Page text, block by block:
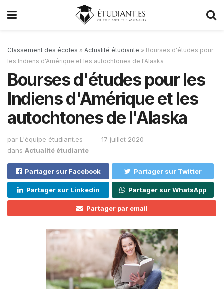
Classement des écoles » Actualité étudiante » Bourses d'études pour
les Indiens d'Amérique et les autochtones de l'Alaska
Bourses d'études pour les
Indiens d'Amérique et les
autochtones de l'Alaska
par L'équipe étudiant.es
17 juillet 2020
dans Actualité étudiante
Partager sur Facebook Partager sur Twitter
Partager sur Linkedin Partager sur WhatsApp
Partager par email